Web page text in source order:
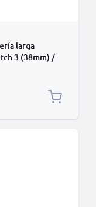
larga
3 (38mm) /